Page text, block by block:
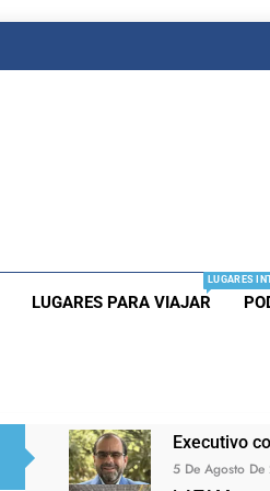
LUGARES PARA VIAJAR
LUGARES
Executivo
5 De Agosto